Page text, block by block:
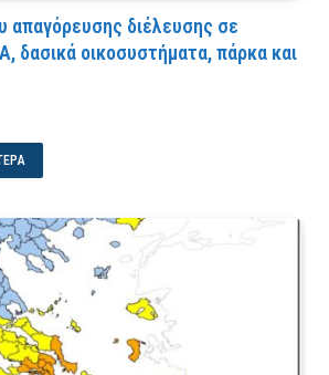
απαγόρευσης διέλευσης σε
δασικά οικοσυστήματα, πάρκα και